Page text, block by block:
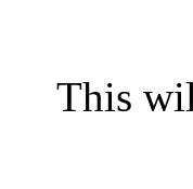
This